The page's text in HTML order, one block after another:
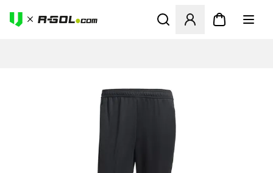
Megnyit egy modált a